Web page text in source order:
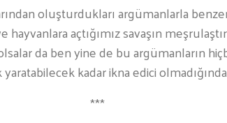
oluşturdukları argümanlarla
açtığımız savaşın
da ben yine de bu argümanların
yaratabilecek kadar ikna edici
***